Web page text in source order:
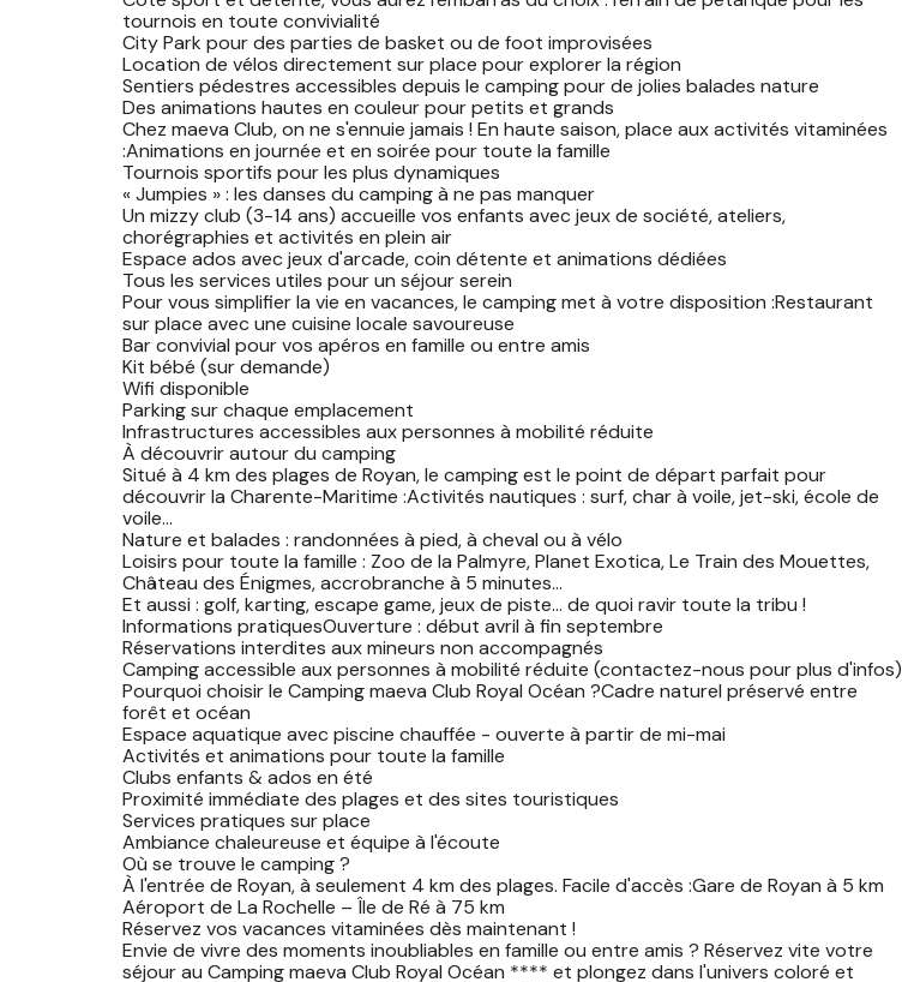
tournois en toute convivialité
City Park pour des parties de basket ou de foot improvisées
Location de vélos directement sur place pour explorer la région
Sentiers pédestres accessibles depuis le camping pour de jolies balades nature
Des animations hautes en couleur pour petits et grands
Chez maeva Club, on ne s'ennuie jamais ! En haute saison, place aux activités vitaminées
:Animations en journée et en soirée pour toute la famille
Tournois sportifs pour les plus dynamiques
« Jumpies » : les danses du camping à ne pas manquer
Un mizzy club (3-14 ans) accueille vos enfants avec jeux de société, ateliers,
chorégraphies et activités en plein air
Espace ados avec jeux d'arcade, coin détente et animations dédiées
Tous les services utiles pour un séjour serein
Pour vous simplifier la vie en vacances, le camping met à votre disposition :Restaurant
sur place avec une cuisine locale savoureuse
Bar convivial pour vos apéros en famille ou entre amis
Kit bébé (sur demande)
Wifi disponible
Parking sur chaque emplacement
Infrastructures accessibles aux personnes à mobilité réduite
À découvrir autour du camping
Situé à 4 km des plages de Royan, le camping est le point de départ parfait pour
découvrir la Charente-Maritime :Activités nautiques : surf, char à voile, jet-ski, école de
voile…
Nature et balades : randonnées à pied, à cheval ou à vélo
Loisirs pour toute la famille : Zoo de la Palmyre, Planet Exotica, Le Train des Mouettes,
Château des Énigmes, accrobranche à 5 minutes…
Et aussi : golf, karting, escape game, jeux de piste… de quoi ravir toute la tribu !
Informations pratiquesOuverture : début avril à fin septembre
Réservations interdites aux mineurs non accompagnés
Camping accessible aux personnes à mobilité réduite (contactez-nous pour plus d'infos)
Pourquoi choisir le Camping maeva Club Royal Océan ?Cadre naturel préservé entre
forêt et océan
Espace aquatique avec piscine chauffée - ouverte à partir de mi-mai
Activités et animations pour toute la famille
Clubs enfants & ados en été
Proximité immédiate des plages et des sites touristiques
Services pratiques sur place
Ambiance chaleureuse et équipe à l'écoute
Où se trouve le camping ?
À l'entrée de Royan, à seulement 4 km des plages. Facile d'accès :Gare de Royan à 5 km
Aéroport de La Rochelle – Île de Ré à 75 km
Réservez vos vacances vitaminées dès maintenant !
Envie de vivre des moments inoubliables en famille ou entre amis ? Réservez vite votre
séjour au Camping maeva Club Royal Océan **** et plongez dans l'univers coloré et